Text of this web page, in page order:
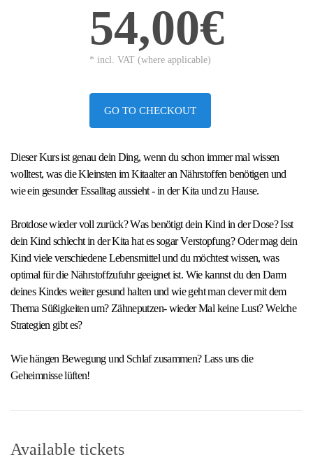
54,00€
* incl. VAT (where applicable)
GO TO CHECKOUT
Dieser Kurs ist genau dein Ding, wenn du schon immer mal wissen
wolltest, was die Kleinsten im Kitaalter an Nährstoffen benötigen und
wie ein gesunder Essalltag aussieht - in der Kita und zu Hause.
Brotdose wieder voll zurück? Was benötigt dein Kind in der Dose? Isst
dein Kind schlecht in der Kita hat es sogar Verstopfung? Oder mag dein
Kind viele verschiedene Lebensmittel und du möchtest wissen, was
optimal für die Nährstoffzufuhr geeignet ist. Wie kannst du den Darm
deines Kindes weiter gesund halten und wie geht man clever mit dem
Thema Süßigkeiten um? Zähneputzen- wieder Mal keine Lust? Welche
Strategien gibt es?
Wie hängen Bewegung und Schlaf zusammen? Lass uns die
Geheimnisse lüften!
Available tickets